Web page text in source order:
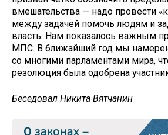
вмешательства — надо провести
между задачей помочь людям и
власть. Нам показалось важным
МПС. В ближайший год мы
со многими парламентами мира,
резолюция была одобрена
Беседовал Никита Вятчанин